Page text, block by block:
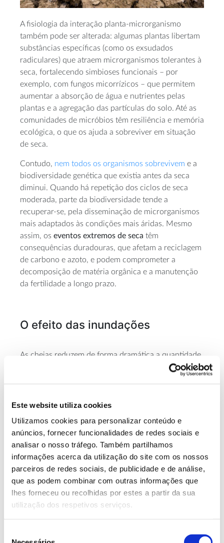
Este website utiliza cookies
Utilizamos cookies para personalizar conteúdo e
anúncios, fornecer funcionalidades de redes sociais e
analisar o nosso tráfego. Também partilhamos
informações acerca da utilização do site com os nossos
parceiros de redes sociais, de publicidade e de análise,
que as podem combinar com outras informações que
lhes forneceu ou recolhidas por estes a partir da sua
utilização dos respetivos serviços.
A fisiologia da interação planta-microrganismo
também pode ser alterada: algumas plantas libertam
substâncias específicas (como os exsudados
radiculares) que atraem microrganismos tolerantes à
seca, fortalecendo simbioses funcionais – por
exemplo, com fungos micorrízicos – que permitem
aumentar a absorção de água e nutrientes pelas
plantas e a agregação das partículas do solo. Até as
comunidades de micróbios têm resiliência e memória
ecológica, o que os ajuda a sobreviver em situação
de seca.
Contudo, nem todos os organismos sobrevivem e a
biodiversidade genética que existia antes da seca
diminui. Quando há repetição dos ciclos de seca
moderada, parte da biodiversidade tende a
recuperar-se, pela disseminação de microrganismos
mais adaptados às condições mais áridas. Mesmo
assim, os eventos extremos de seca têm
consequências duradouras, que afetam a reciclagem
de carbono e azoto, e podem comprometer a
decomposição de matéria orgânica e a manutenção
da fertilidade a longo prazo.
O efeito das inundações
As cheias reduzem de forma dramática a quantidade
de oxigénio presente no solo e promovem a
acumulação de metano e óxido nitroso (dois gases
Assim, oexcesso de água afeta negativamente
organismos do solo que necessitam de oxigénio para
sobreviver e conseguir realizar as suas funções
(organismos aeróbios):
–Bactérias aeróbias(Pseudomonasspp. ouBacillus
spp.). Estes dois géneros de bactérias incluem
organismos promotores do crescimento vegetal (pela
produção de metabolitos e transformação de
crescimento e sobrevivência ficam comprometidos e